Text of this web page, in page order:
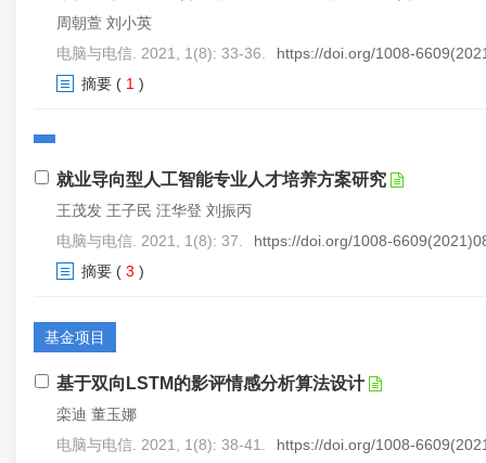
周朝萱 刘小英
电脑与电信. 2021, 1(8): 33-36.
https://doi.org/1008-
摘要 ( 1 )
就业导向型人工智能专业人才培养方案研究
王茂发 王子民 汪华登 刘振丙
电脑与电信. 2021, 1(8): 37.
https://doi.org/1008-
摘要 ( 3 )
基金项目
基于双向LSTM的影评情感分析算法设计
栾迪 董玉娜
电脑与电信. 2021, 1(8): 38-41.
https://doi.org/1008-